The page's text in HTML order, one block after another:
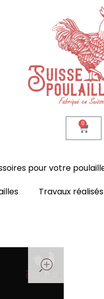
0
pour votre
Travaux réalisés